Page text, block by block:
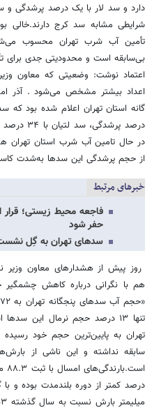
شرایطی مشابه سد کرج دارند.خالی
تأمین آب شرب تهران محسوب
بی‌سابقه است و محدودیتی جدی برای
اعتماد نوشت: وضعیتی که معاون
در حال تامین آب شرب استان تهران
از حجم پرشدگی این سدها به‌شدت
خبرهای مرتبط
حفر شود
سدهای تهران به گِل
روز پیش از هشدارهای معاون وزیر
هم با نگرانی درباره کاهش
تنها ۱۳ درصد حجم نرمال این
تهران به پایین‌ترین حجم خود رسیده‌
سابقه نداشته و این ناشی از